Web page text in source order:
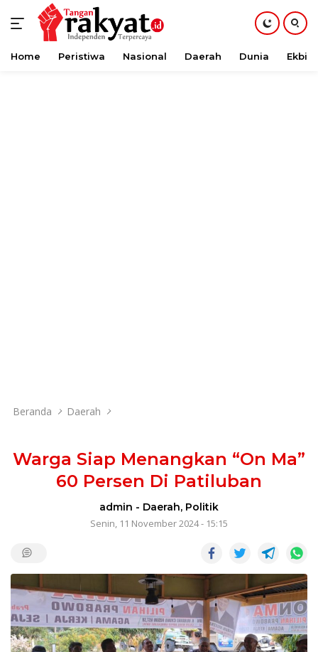
Langsung
Home Peristiwa Nasional Daerah Dunia Ekbis
Beranda Daerah
Warga Siap Menangkan “On Ma”
60 Persen Di Patiluban
admin - Daerah, Politik
Senin, 11 November 2024 - 15:15